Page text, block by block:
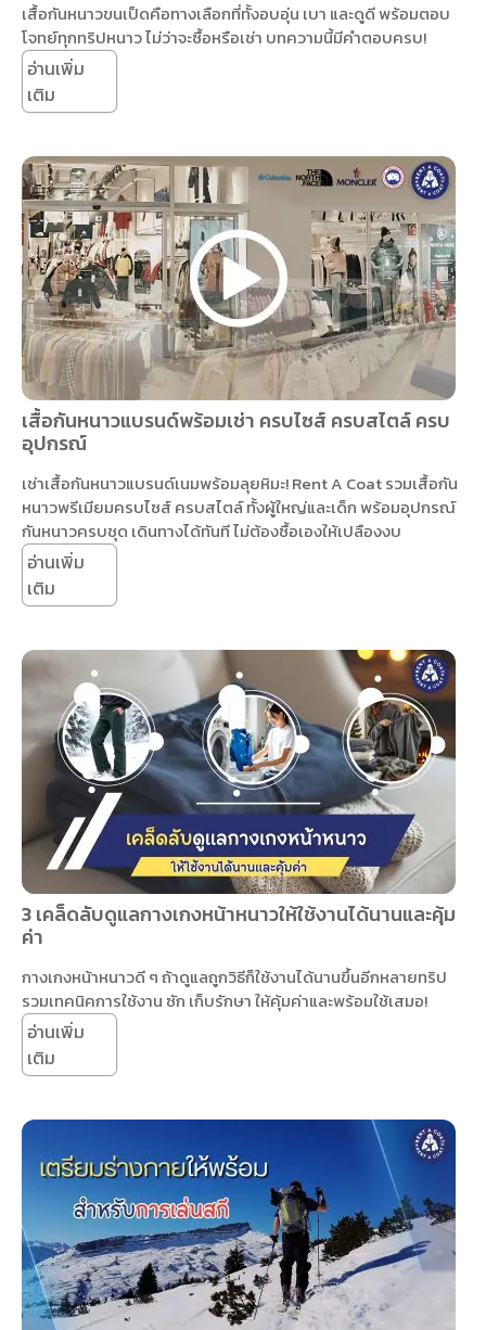
เสื้อกันหนาวขนเป็ดคือทางเลือกที่ทั้งอบอุ่น เบา และดูดี พร้อมตอบ
โจทย์ทุกทริปหนาว ไม่ว่าจะซื้อหรือเช่า บทความนี้มีคำตอบครบ!
อ่านเพิ่ม
เติม
เสื้อกันหนาวแบรนด์พร้อมเช่า ครบไซส์ ครบสไตล์ ครบ
อุปกรณ์
เช่าเสื้อกันหนาวแบรนด์เนมพร้อมลุยหิมะ! Rent A Coat รวมเสื้อกัน
หนาวพรีเมียมครบไซส์ ครบสไตล์ ทั้งผู้ใหญ่และเด็ก พร้อมอุปกรณ์
กันหนาวครบชุด เดินทางได้ทันที ไม่ต้องซื้อเองให้เปลืองงบ
อ่านเพิ่ม
เติม
3 เคล็ดลับดูแลกางเกงหน้าหนาวให้ใช้งานได้นานและคุ้ม
ค่า
กางเกงหน้าหนาวดี ๆ ถ้าดูแลถูกวิธีก็ใช้งานได้นานขึ้นอีกหลายทริป
รวมเทคนิคการใช้งาน ซัก เก็บรักษา ให้คุ้มค่าและพร้อมใช้เสมอ!
อ่านเพิ่ม
เติม